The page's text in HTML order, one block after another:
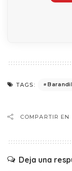
TAGS:
COMPARTIR EN
Deja una